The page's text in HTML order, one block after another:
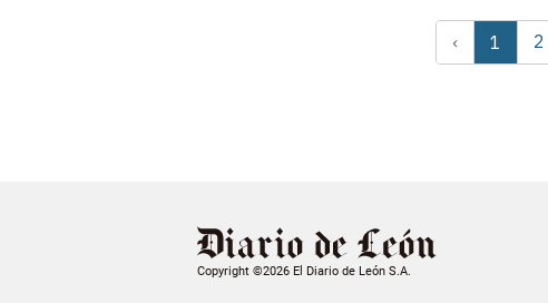
‹ 1 2
Copyright ©2026 El Diario de León S.A.